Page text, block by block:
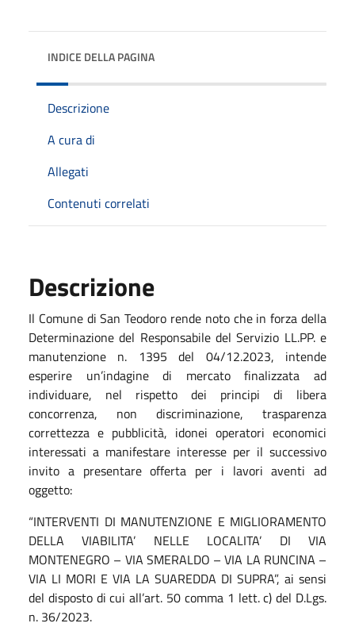
INDICE DELLA PAGINA
Descrizione
A cura di
Allegati
Contenuti correlati
Descrizione
Il Comune di San Teodoro rende noto che in forza della
Determinazione del Responsabile del Servizio LL.PP. e
manutenzione n. 1395 del 04/12.2023, intende
esperire un’indagine di mercato finalizzata ad
individuare, nel rispetto dei principi di libera
concorrenza, non discriminazione, trasparenza
correttezza e pubblicità, idonei operatori economici
interessati a manifestare interesse per il successivo
invito a presentare offerta per i lavori aventi ad
oggetto:
“INTERVENTI DI MANUTENZIONE E MIGLIORAMENTO
DELLA VIABILITA’ NELLE LOCALITA’ DI VIA
MONTENEGRO – VIA SMERALDO – VIA LA RUNCINA –
VIA LI MORI E VIA LA SUAREDDA DI SUPRA”, ai sensi
del disposto di cui all’art. 50 comma 1 lett. c) del D.Lgs.
n. 36/2023.